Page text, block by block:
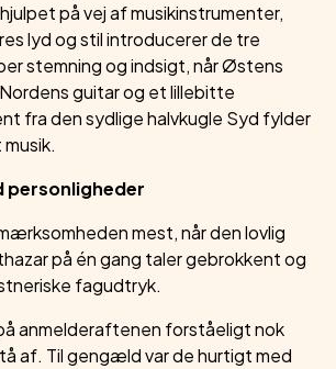
på vej af musikinstrumenter,
lyd og stil introducerer de tre
stemning og indsigt, når Østens
guitar og et lillebitte
fra den sydlige halvkugle Syd fylder
personligheder
mest, når den lovlig
på én gang taler gebrokkent og
fagudtryk.
anmelderaftenen forståeligt nok
af. Til gengæld var de hurtigt med